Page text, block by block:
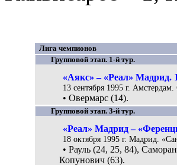
Лига чемпионов
Групповой этап. 1-й тур.
«Аякс» – «Реал» Мадрид.
13 сентября 1995 г.
• Овермарс (14).
Групповой этап. 3-й тур.
«Реал» Мадрид –
18 октября 1995 г. Мадрид.
• Рауль (24, 25, 84),
Копунович (63).